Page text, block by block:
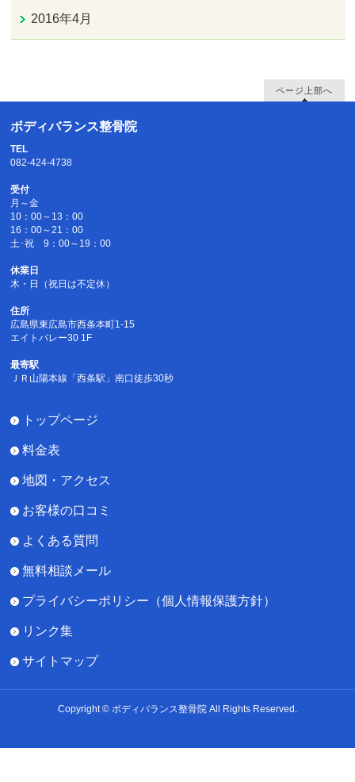
2016年4月
ページ上部へ
ボディバランス整骨院
TEL
082-424-4738
受付
月～金
10：00～13：00
16：00～21：00
土･祝 9：00～19：00
休業日
木・日（祝日は不定休）
住所
広島県東広島市西条本町1-15
エイトバレー30 1F
最寄駅
ＪＲ山陽本線「西条駅」南口徒歩30秒
トップページ
料金表
地図・アクセス
お客様の口コミ
よくある質問
無料相談メール
プライバシーポリシー（個人情報保護方針）
リンク集
サイトマップ
Copyright © ボディバランス整骨院 All Rights Reserved.